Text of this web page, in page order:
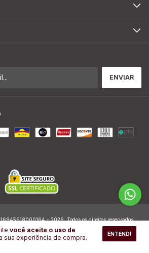
você aceita o uso de
sua experiência de compra. ENTENDI
- 2026. Todos os direitos reservados.